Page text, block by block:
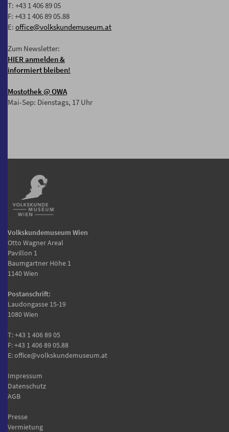
T: +43 1 406 89 05
F: +43 1 406 89 05.88
E: office@volkskundemuseum.at
Zum Newsletter:
HIER anmelden &
informiert bleiben!
Mostothek@ OWA
Mai-Sep: Dienstags, 17 Uhr
Volkskundemuseum Wien
Otto Wagner Areal
Pavillon 1
Baumgartner Höhe 1
1140 Wien
Postanschrift:
Laudongasse 15-19
1080 Wien
T:+43 1 406 89 05
F: +43 1 406 89 05.88
E:office@volkskundemuseum.at
Impressum
Datenschutz
AGB
Presse
Vermietung